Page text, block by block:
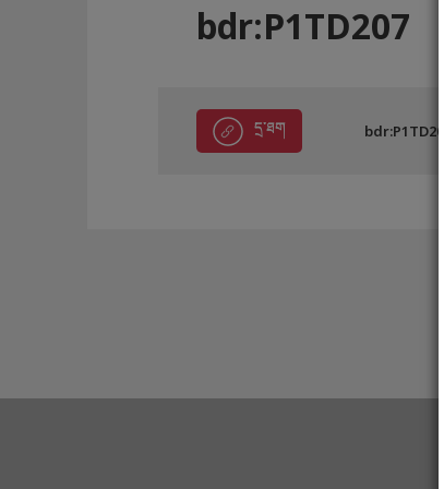
bdr:P1TD207
དྲ་ཐག bdr:P1TD207